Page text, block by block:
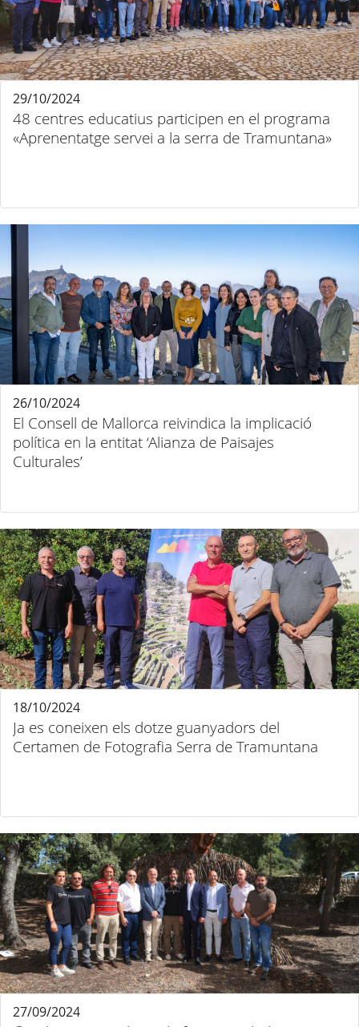
48 centres educatius participen en el programa
«Aprenentatge servei a la serra de Tramuntana»
29/10/2024
El Consell de Mallorca reivindica la implicació
política en la entitat ‘Alianza de Paisajes
Culturales’
26/10/2024
Ja es coneixen els dotze guanyadors del
Certamen de Fotografia Serra de Tramuntana
18/10/2024
27/09/2024